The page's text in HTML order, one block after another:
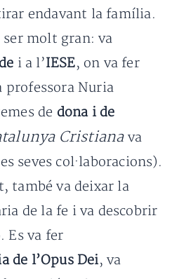
endavant la família.
ser molt gran: va
i a l’IESE, on va fer
professora Nuria
de dona i de
Cristianava
seves col·laboracions).
també va deixar la
de la fe i va descobrir
Es va fer
de l’Opus Dei, va